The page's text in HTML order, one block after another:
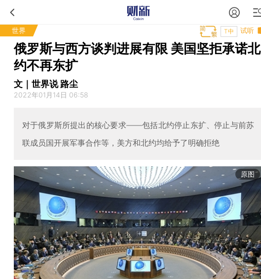
世界 试听
T中
俄罗斯与西方谈判进展有限 美国坚拒承诺北
约不再东扩
文｜世界说 路尘
2022年01月14日 06:58
对于俄罗斯所提出的核心要求——包括北约停止东扩、停止与前苏
联成员国开展军事合作等，美方和北约均给予了明确拒绝
原图